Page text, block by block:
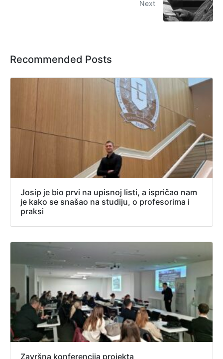
Next
Recommended Posts
Josip je bio prvi na upisnoj listi, a ispričao nam
je kako se snašao na studiju, o profesorima i
praksi
Završna konferencija projekta